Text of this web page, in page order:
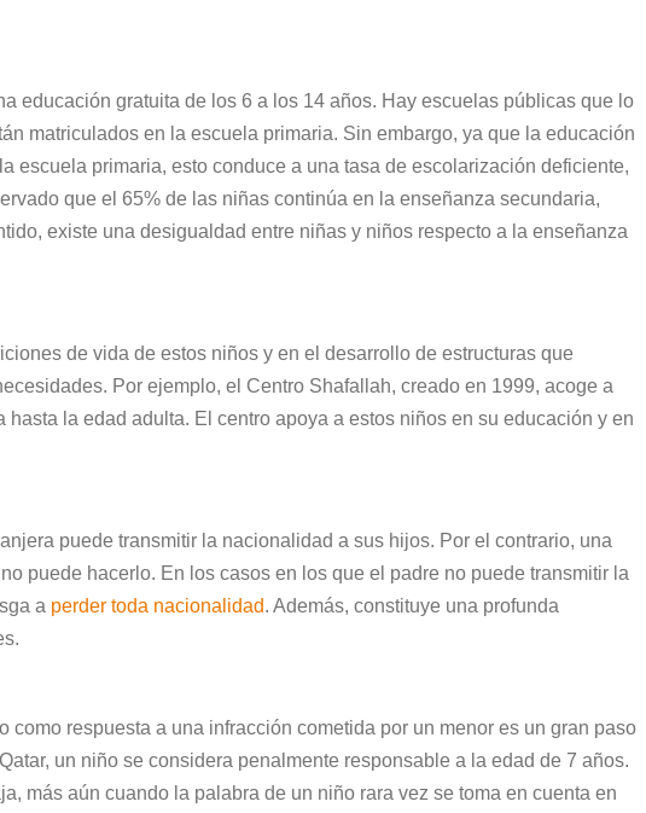
educación gratuita de los 6 a los 14 años. Hay escuelas públicas que lo
matriculados en la escuela primaria. Sin embargo, ya que la educación
escuela primaria, esto conduce a una tasa de escolarización deficiente,
que el 65% de las niñas continúa en la enseñanza secundaria,
existe una desigualdad entre niñas y niños respecto a la enseñanza
de vida de estos niños y en el desarrollo de estructuras que
Por ejemplo, el Centro Shafallah, creado en 1999, acoge a
la edad adulta. El centro apoya a estos niños en su educación y en
puede transmitir la nacionalidad a sus hijos. Por el contrario, una
puede hacerlo. En los casos en los que el padre no puede transmitir la
a perder toda nacionalidad. Además, constituye una profunda
respuesta a una infracción cometida por un menor es un gran paso
un niño se considera penalmente responsable a la edad de 7 años.
más aún cuando la palabra de un niño rara vez se toma en cuenta en